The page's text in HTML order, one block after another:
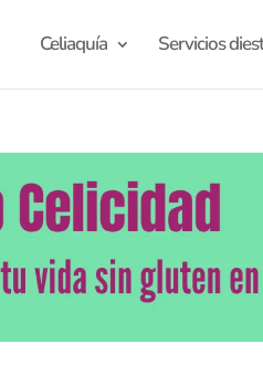
Celiaquía Servicios